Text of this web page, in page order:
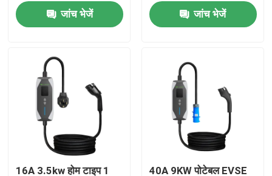
ईवी चार्जिंग स्टेशन
पोर्टेबल ईवी चार्जर
वॉलबॉक्स ईवी चार्जर्स
ईवी चार्जिंग केबल
ईवी चार्जर एक्सटेंशन कॉर्ड
जांच भेजें
जांच भेजें
16A 3.5kw होम टाइप 1 40A 9KW पोटेबल EVSE